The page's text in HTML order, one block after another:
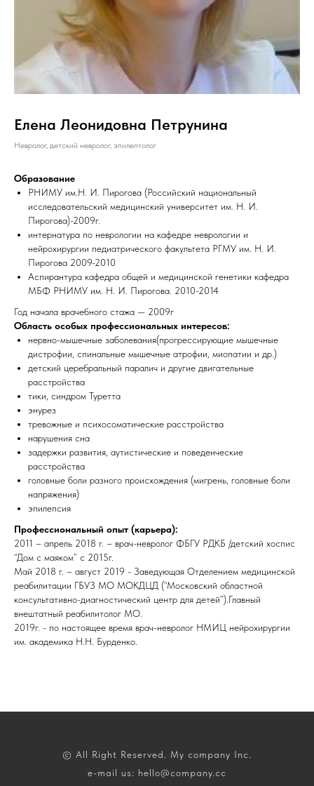
Елена Леонидовна Петрунина
Невролог, детский невролог, эпилептолог
Образование
РНИМУ им.Н. И. Пирогова (Российский национальный
исследовательский медицинский университет им. Н. И.
Пирогова)-2009г.
интернатура по неврологии на кафедре неврологии и
нейрохирургии педиатрического факультета РГМУ им. Н. И.
Пирогова 2009-2010
Аспирантура кафедра общей и медицинской генетики кафедра
МБФ РНИМУ им. Н. И. Пирогова. 2010-2014
Год начала врачебного стажа — 2009г
Область особых профессиональных интересов:
нервно-мышечные заболевания(прогрессирующие мышечные
дистрофии, спинальные мышечные атрофии, миопатии и др.)
детский церебральный паралич и другие двигательные
расстройства
тики, синдром Туретта
энурез
тревожные и психосоматические расстройства
нарушения сна
задержки развития, аутистические и поведенческие
расстройства
головные боли разного происхождения (мигрень, головные боли
напряжения)
эпилепсия
Профессиональный опыт (карьера):
2011 – апрель 2018 г. – врач-невролог ФБГУ РДКБ /детский хоспис
“Дом с маяком” с 2015г.
Май 2018 г. – август 2019 - Заведующая Отделением медицинской
реабилитации ГБУЗ МО МОКДЦД (“Московский областной
консультативно-диагностический центр для детей”).Главный
внештатный реабилитолог МО.
2019г. - по настоящее время врач-невролог НМИЦ нейрохирургии
им. академика Н.Н. Бурденко.
© All Right Reserved. My company Inc.
e-mail us: hello@company.cc